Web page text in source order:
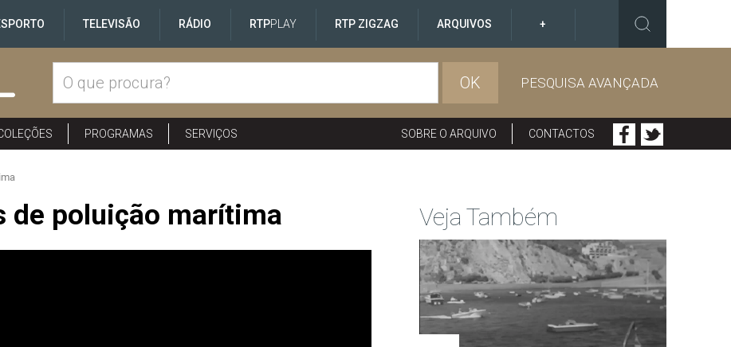
TELEVISÃO RÁDIO RTPPLAY RTP ZIGZAG ARQUIVOS +
OK PESQUISA AVANÇADA
PROGRAMAS SERVIÇOS SOBRE O ARQUIVO CONTACTOS
de poluição marítima Veja Também